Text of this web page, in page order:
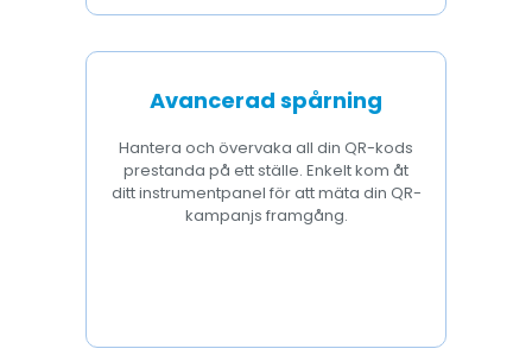
Avancerad spårning
Hantera och övervaka all din QR-kods
prestanda på ett ställe. Enkelt kom åt
ditt instrumentpanel för att mäta din QR-
kampanjs framgång.